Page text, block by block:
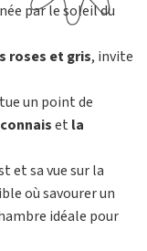
par le soleil du
roses et gris, invite
un point de
et la
et sa vue sur la
où savourer un
idéale pour